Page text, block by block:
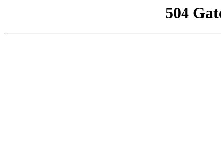
504